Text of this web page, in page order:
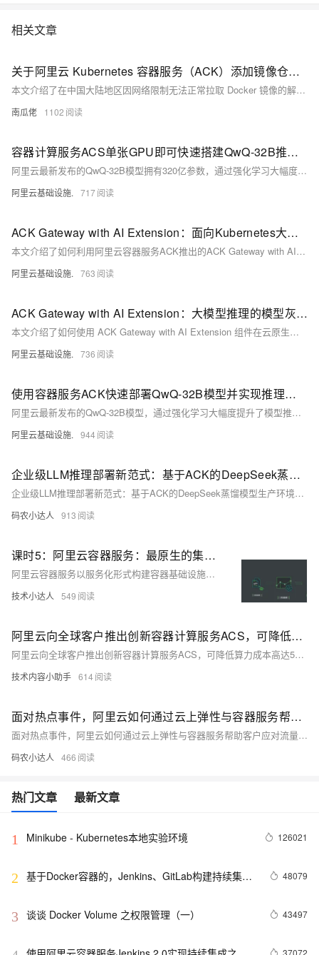
里云产品：容器服务 ACK 容器服务 Kubernetes 版（简称 ACK）提供高
用运行环境。 了解产品详情: https://www.aliyun.com/product/kubernetes
相关文章
关于阿里云 Kubernetes 容器服务（ACK）添加镜像仓库的快速说明
本文介绍了在中国大陆地区因网络限制无法正常拉取 Docker 镜像的解决方案。作者所在的阿里云 Kubernetes 集群使用的是较旧版本的 containerd（1.2x），且无法直接通过 SSH 修改节点配置，因此采用了一种无需更改 Kubernetes 配置文件的方法。通过为 `docker.io` 添加 containerd 的镜像源，并使用脚本自动修改 containerd 配置文件中的路径错误（将错误的 `cert.d` 改为 `certs.d`），最终实现了通过多个镜像站点拉取镜像。作者还提供了一个可重复运行的脚本，用于动态配置镜像源。虽然该方案能缓解镜像拉取问题，
南瓜佬 1102
容器计算服务ACS单张GPU即可快速搭建QwQ-32B推理模型
阿里云最新发布的QwQ-32B模型拥有320亿参数，通过强化学习大幅度提升了模型推理能力，其性能与DeepSeek-R1 671B媲美，本文介绍如何使用ACS算力部署生产可用的QwQ-32B模型推理服务。
阿里云基础设施. 717
ACK Gateway with AI Extension：面向Kubernetes大模型推理的智能路由实践
本文介绍了如何利用阿里云容器服务ACK推出的ACK Gateway with AI Extension组件，在Kubernetes环境中为大语言模型（LLM）推理服务提供智能路由和负载均衡能力。文章以部署和优化QwQ-32B模型为例，详细展示了从环境准备到性能测试的完整实践过程。
阿里云基础设施. 763
ACK Gateway with AI Extension：大模型推理的模型灰度实践
本文介绍了如何使用 ACK Gateway with AI Extension 组件在云原生环境中实现大语言模型（LLM）推理服务的灰度发布和流量分发。该组件专为 LLM 推理场景设计，支持四层/七层流量路由，并提供基于模型服务器负载感知的智能负载均衡能力。通过自定义资源（CRD），如 InferencePool 和 InferenceModel，可以灵活配置推理服务的流量策略，包括模型灰度发布和流量镜像。
阿里云基础设施. 736
使用容器服务ACK快速部署QwQ-32B模型并实现推理智能路由
阿里云最新发布的QwQ-32B模型，通过强化学习大幅度提升了模型推理能力。QwQ-32B模型拥有320亿参数，其性能可以与DeepSeek-R1 671B媲美。
阿里云基础设施. 944
企业级LLM推理部署新范式：基于ACK的DeepSeek蒸馏模型生产环境落地指南
企业级LLM推理部署新范式：基于ACK的DeepSeek蒸馏模型生产环境落地指南
码农小达人 913
课时5：阿里云容器服务：最原生的集成Docker和云服务
阿里云容器服务以服务化形式构建容器基础设施，大幅提升开发效率，简化应用部署流程。通过Docker容器和DevOps工具（如Jenkins），实现自动化部署与迭代，优化企业内部复杂部署问题。该服务支持GPU调度、混合云架构无缝迁移，并与阿里云产品体系无缝集成，提供安全防护、网络负载均衡等多重功能支持。凭借微服务架构，帮助企业突破业务瓶颈，提高资源利用率，轻松应对海量流量。
技术小达人 549
阿里云向全球客户推出创新容器计算服务ACS，可降低算力成本高达55%
阿里云向全球客户推出创新容器计算服务ACS，可降低算力成本高达55%
技术内容小助手 614
面对热点事件，阿里云如何通过云上弹性与容器服务帮助客户应对流量洪峰
面对热点事件，阿里云如何通过云上弹性与容器服务帮助客户应对流量洪峰
码农小达人 466
热门文章 最新文章
1 Minikube - Kubernetes本地实验环境 126021
2 基于Docker容器的，Jenkins、GitLab构建持续集成
48079
3 谈谈 Docker Volume 之权限管理（一） 43497
37072